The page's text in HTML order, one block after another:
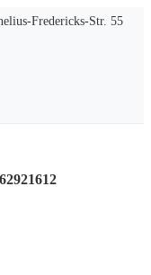
Fredericks-Str. 55